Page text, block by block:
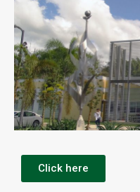
Click here